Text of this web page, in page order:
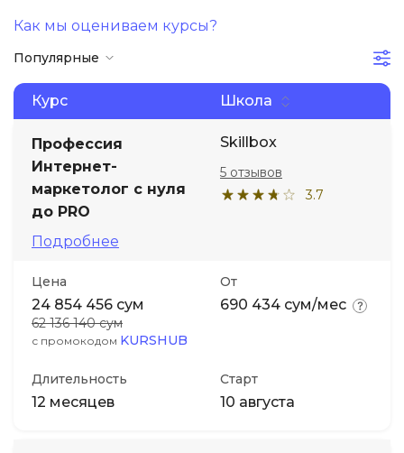
Как мы оцениваем курсы?
Популярные
Курс Школа
Профессия
Интернет-
маркетолог с нуля
до PRO
Подробнее
Skillbox
3.7
5 отзывов
Цена
24 854 456 сум
62 136 140 сум
с промокодом KURSHUB
От
690 434 сум/мес
Длительность
12 месяцев
Старт
10 августа
Дизайн
Менеджмент
Иностранные языки
ДПО
Детям
Акции и промокоды